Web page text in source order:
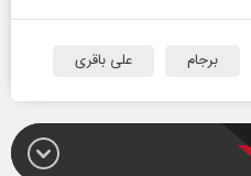
برجام علی باقری